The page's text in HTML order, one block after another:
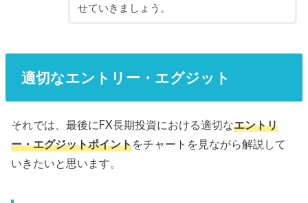
せていきましょう。
適切なエントリー・エグジット
それでは、最後にFX長期投資における適切なエントリ
ー・エグジットポイントをチャートを見ながら解説して
いきたいと思います。